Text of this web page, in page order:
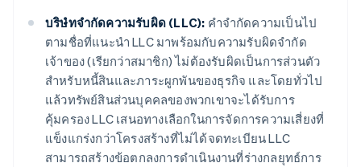
บริษํทจำกัดความรับผิด (LLC): คำจำกัดความเป็นไป
ตามชื่อที่แนะนำ LLC มาพร้อมกับความรับผิดจำกัด
เจ้าของ (เรียกว่าสมาชิก) ไม่ต้องรับผิดเป็นการส่วนตัว
สำหรับหนี้สินและภาระผูกพันของธุรกิจ และโดยทั่วไป
แล้วทรัพย์สินส่วนบุคคลของพวกเขาจะได้รับการ
คุ้มครอง LLC เสนอทางเลือกในการจัดการความเสี่ยงที่
แข็งแกร่งกว่าโครงสร้างที่ไม่ได้จดทะเบียน LLC
สามารถสร้างข้อตกลงการดําเนินงานที่ร่างกลยุทธ์การ